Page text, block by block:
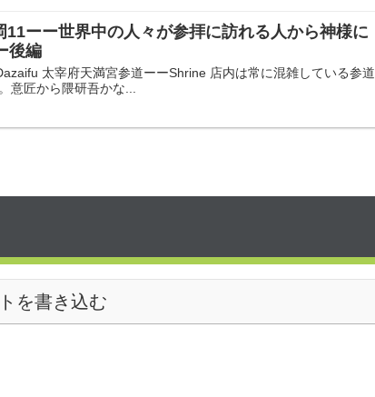
11ーー世界中の人々が参拝に訪れる人から神様に
後編
太宰府天満宮参道ーーShrine 店内は常に混雑している参道
意匠から隈研吾かな...
を書き込む